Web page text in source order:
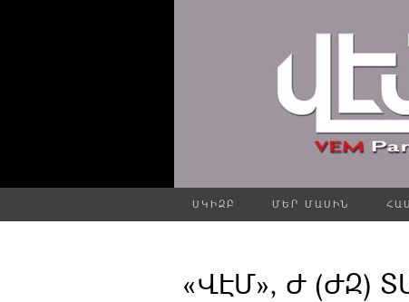
ՍԿԻԶԲ ՄԵՐ ՄԱՍԻՆ
«ՎԷՄ», Ժ (ԺԶ)